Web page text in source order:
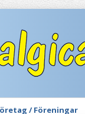
/ Föreningar